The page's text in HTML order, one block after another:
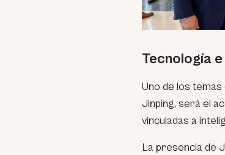
Tecnología
Uno de los
Jinping, será el
vinculadas a
La presencia de